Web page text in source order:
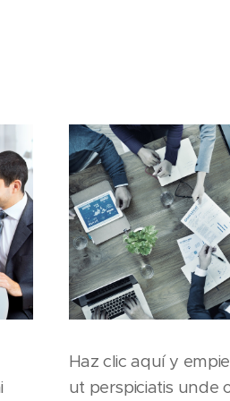
Haz clic aquí y
ut perspiciatis unde